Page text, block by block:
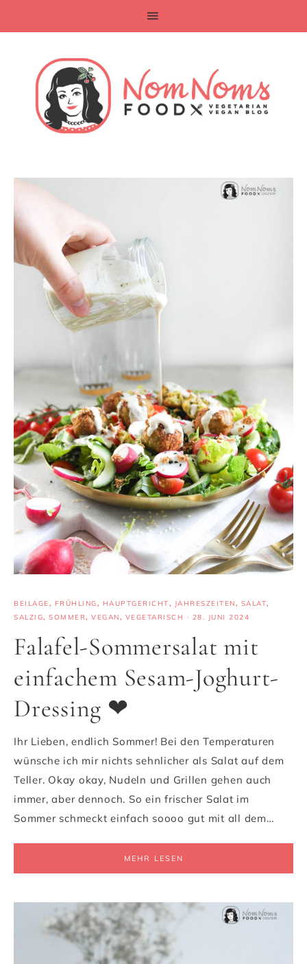
BEILAGE, FRÜHLING, HAUPTGERICHT, JAHRESZEITEN, SALAT,
SALZIG, SOMMER, VEGAN, VEGETARISCH · 28. JUNI 2024
Falafel-Sommersalat mit
einfachem Sesam-Joghurt-
Dressing ❤
Ihr Lieben, endlich Sommer! Bei den Temperaturen
wünsche ich mir nichts sehnlicher als Salat auf dem
Teller. Okay okay, Nudeln und Grillen gehen auch
immer, aber dennoch. So ein frischer Salat im
Sommer schmeckt einfach soooo gut mit all dem…
MEHR LESEN